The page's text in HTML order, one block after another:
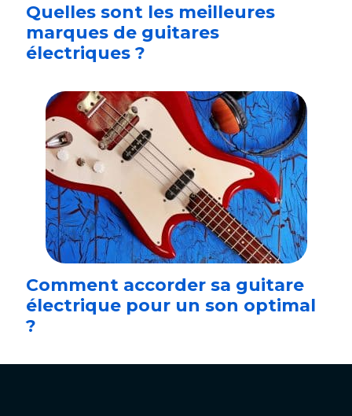
Quelles sont les meilleures
marques de guitares
électriques ?
Comment accorder sa guitare
électrique pour un son optimal
?